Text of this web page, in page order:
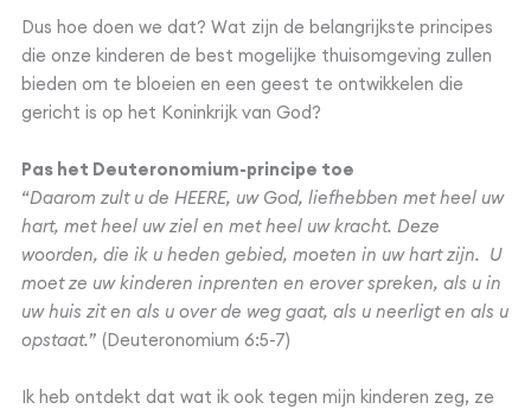
Dus hoe doen we dat? Wat zijn de belangrijkste principes
die onze kinderen de best mogelijke thuisomgeving zullen
bieden om te bloeien en een geest te ontwikkelen die
gericht is op het Koninkrijk van God?
Pas het Deuteronomium-principe toe
“Daarom zult u de HEERE, uw God, liefhebben met heel uw
hart, met heel uw ziel en met heel uw kracht. Deze
woorden, die ik u heden gebied, moeten in uw hart zijn. U
moet ze uw kinderen inprenten en erover spreken, als u in
uw huis zit en als u over de weg gaat, als u neerligt en als u
opstaat.” (Deuteronomium 6:5-7)
Ik heb ontdekt dat wat ik ook tegen mijn kinderen zeg, ze